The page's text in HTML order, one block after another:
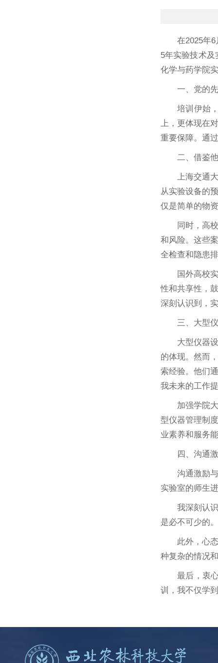
在2025年
5年实验技术
化学与药学院
一、党的
培训伊始
上，更体现在
重要保障。通
二、借鉴
上海交通
从实验设备的
仅是简单的物
同时，高
和风险。这些
全检查和隐患
国外高校
性和共享性，
深刻认识到，
三、大型
大型仪器
的体现。然而
索经验。他们
我未来的工作
加强学院
型仪器管理制
业素养和服务
四、沟通
沟通激励
实验室的师生
我深刻认
是必不可少的
此外，心
种复杂的情况
最后，衷
训，我不仅学